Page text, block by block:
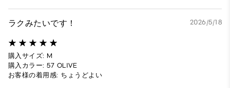
ラクみたいです！ 2026/5/18
購入サイズ: M
購入カラー: 57 OLIVE
お客様の着用感: ちょうどよい